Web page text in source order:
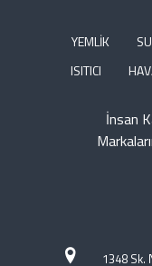
YEMLİK
ISITICI
İnsan
1348 Sk.